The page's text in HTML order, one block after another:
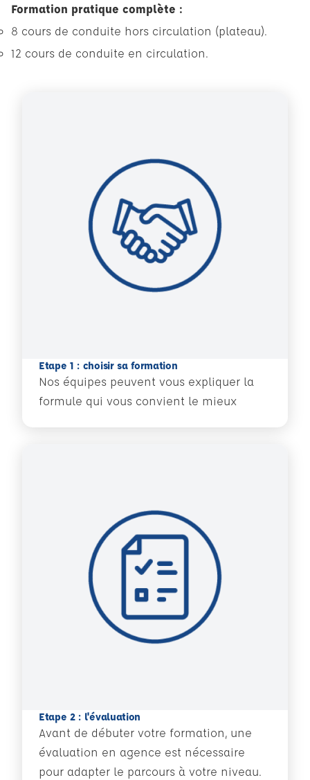
Formation pratique complète :
8 cours de conduite hors circulation (plateau).
12 cours de conduite en circulation.
Etape 1 : choisir sa formation
Nos équipes peuvent vous expliquer la
formule qui vous convient le mieux
Etape 2 : l'évaluation
Avant de débuter votre formation, une
évaluation en agence est nécessaire
pour adapter le parcours à votre niveau.